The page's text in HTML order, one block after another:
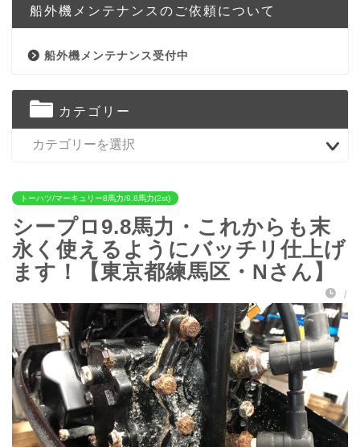
船外機メンテナンスのご依頼について
船外機メンテナンス受付中
カテゴリー
トーハツ/マーキュリー8馬力/9.8馬力(2st)
シープロ9.8馬力・これからも末
永く使えるようにバッチリ仕上げ
ます！【東京都練馬区・Nさん】
/